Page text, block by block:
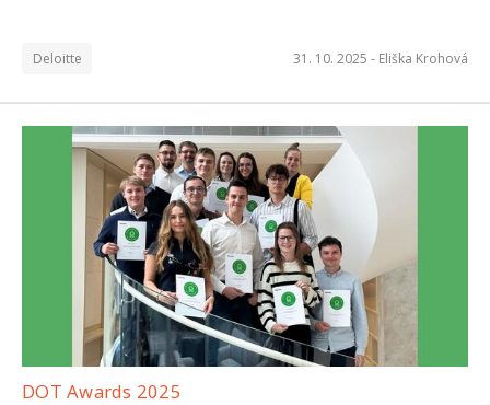
Deloitte 31. 10. 2025 - Eliška Krohová
DOT Awards 2025